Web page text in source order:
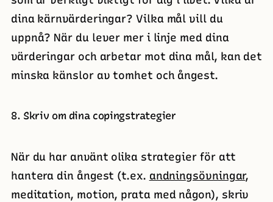
dina kärnvärderingar? Vilka mål vill du
uppnå? När du lever mer i linje med dina
värderingar och arbetar mot dina mål, kan det
minska känslor av tomhet och ångest.
8. Skriv om dina copingstrategier
När du har använt olika strategier för att
hantera din ångest (t.ex. andningsövningar,
meditation, motion, prata med någon), skriv